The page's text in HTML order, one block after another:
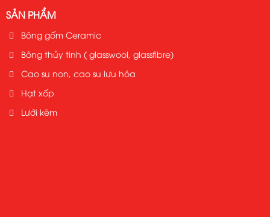
SẢN PHẨM
Bông gốm Ceramic
Bông thủy tinh ( glasswool, glassfibre)
Cao su non, cao su lưu hóa
Hạt xốp
Lưới kẽm